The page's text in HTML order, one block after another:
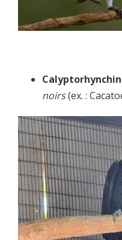
Cacatoès
noirs(ex. :